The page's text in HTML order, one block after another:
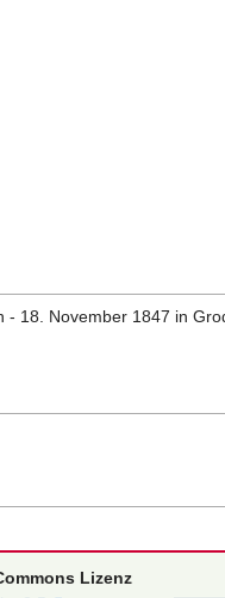
18. November 1847 in
Lizenz